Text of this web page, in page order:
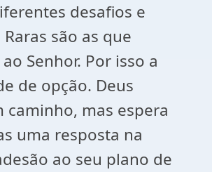
desafios e
são as que
Senhor. Por isso a
de opção. Deus
caminho, mas espera
uma resposta na
ao seu plano de